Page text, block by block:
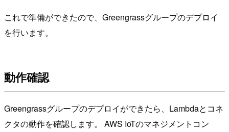
これで準備ができたので、Greengrassグループのデプロイ
を行います。
動作確認
Greengrassグループのデプロイができたら、Lambdaとコネ
クタの動作を確認します。 AWS IoTのマネジメントコン